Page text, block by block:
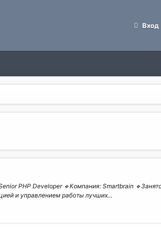
Вход
PHP Developer 🔹Компания: Smartbrain
и управлением работы лучших...